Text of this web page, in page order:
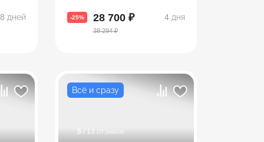
8 дней -25% 28 700 ₽
38 294 ₽
4 дня
Всё и сразу
5 / 13 отзывов